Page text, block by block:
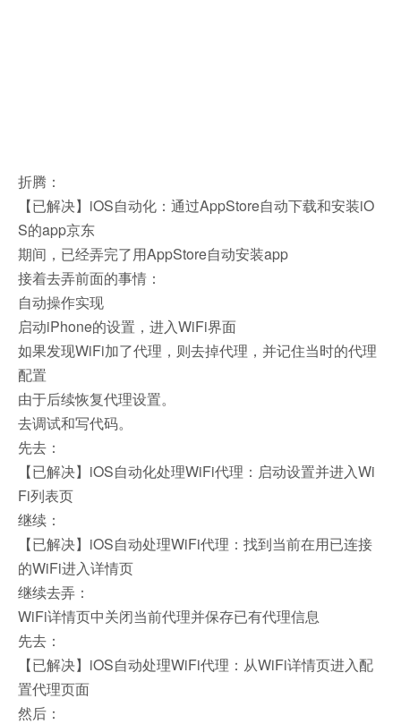
折腾：
【已解决】iOS自动化：通过AppStore自动下载和安装iO
S的app京东
期间，已经弄完了用AppStore自动安装app
接着去弄前面的事情：
自动操作实现
启动iPhone的设置，进入WiFi界面
如果发现WiFi加了代理，则去掉代理，并记住当时的代理
配置
由于后续恢复代理设置。
去调试和写代码。
先去：
【已解决】iOS自动化处理WiFi代理：启动设置并进入Wi
Fi列表页
继续：
【已解决】iOS自动处理WiFi代理：找到当前在用已连接
的WiFi进入详情页
继续去弄：
WiFi详情页中关闭当前代理并保存已有代理信息
先去：
【已解决】iOS自动处理WiFi代理：从WiFi详情页进入配
置代理页面
然后：